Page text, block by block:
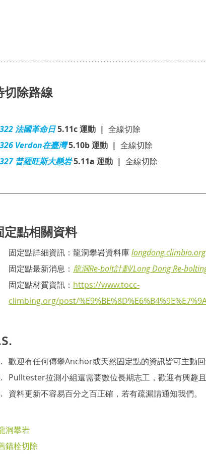
切除路線
法國革命日5.11c 運動  | 全線切除
Verdon在臺灣5.10b 運動  | 全線切除
普羅旺斯大懸岩5.11a 運動  | 全線切除
定點相關資料
固定點詳細資訊：龍洞攀岩資料庫longdong.climbio.org
固定點最新消息： 龍洞Re-bolt計劃/Long Dong Re-
固定點材質資訊： https://www.tocc-
climbing.org/post/
歡迎有任何傳攀Anchor或天然固定點的資訊皆可主動回
Pulltester拉測小組還需要數位長期志工，歡迎有興趣
資料更新不容易百分之百正確，若有疏漏請通知我們。
洞攀岩
錨栓切除